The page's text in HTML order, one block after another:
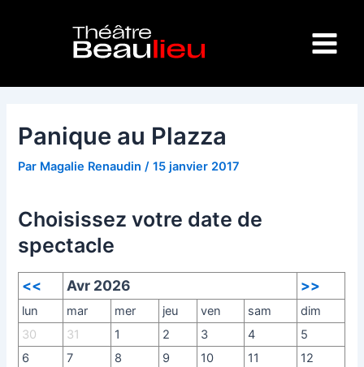
Menu
Panique au Plazza
Par Magalie Renaudin/15 janvier 2017
Choisissez votre date de
spectacle
<< Avr 2026 >>
lun mar mer jeu ven sam
dim
30
31 1 2 3 4
5
6
7 8 9 10 11
12